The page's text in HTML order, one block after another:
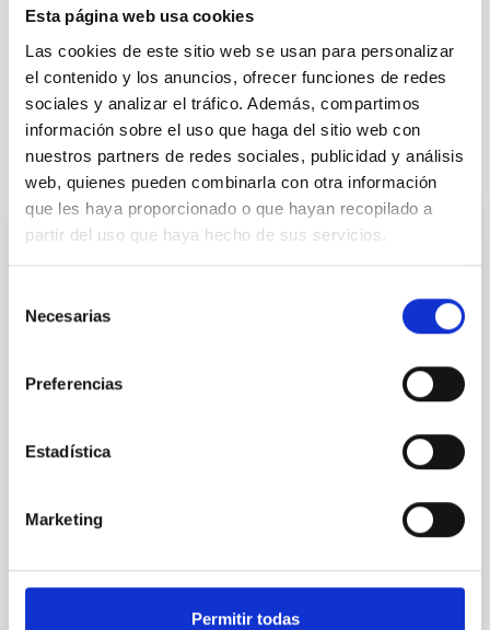
Esta página web usa cookies
Las cookies de este sitio web se usan para personalizar
el contenido y los anuncios, ofrecer funciones de redes
sociales y analizar el tráfico. Además, compartimos
información sobre el uso que haga del sitio web con
nuestros partners de redes sociales, publicidad y análisis
web, quienes pueden combinarla con otra información
que les haya proporcionado o que hayan recopilado a
partir del uso que haya hecho de sus servicios.
Necesarias
Preferencias
Estadística
Marketing
Permitir todas
Galaxias
Lente gravitacional
Te puede interesar
Cores in the Transition between Cloud and
In a magnetically dominated model of star formation,
we expect to see alignments between the magnetic
cloud-scale magnetic field. A. Pandhi et al. showed
with respect to the larger-scale magnetic
Yin, Sean et al.